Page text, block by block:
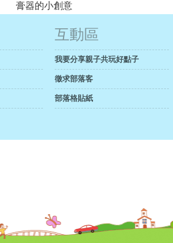
膏器的小創意
互動區
我要分享親子共玩好點子
徵求部落客
部落格貼紙